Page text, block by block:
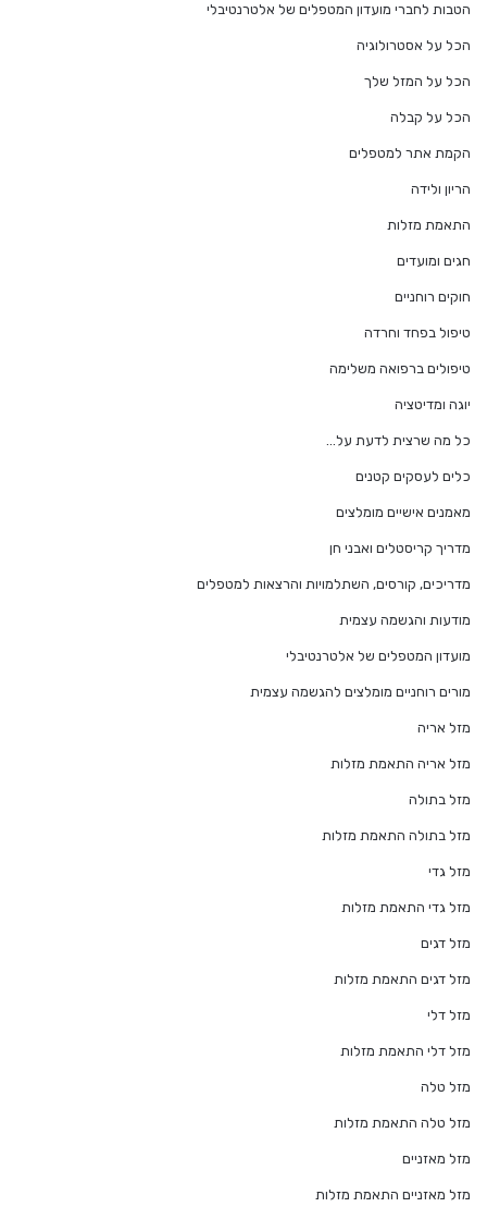
הטבות לחברי מועדון המטפלים של אלטרנטיבלי
הכל על אסטרולוגיה
הכל על המזל שלך
הכל על קבלה
הקמת אתר למטפלים
הריון ולידה
התאמת מזלות
חגים ומועדים
חוקים רוחניים
טיפול בפחד וחרדה
טיפולים ברפואה משלימה
יוגה ומדיטציה
כל מה שרצית לדעת על…
כלים לעסקים קטנים
מאמנים אישיים מומלצים
מדריך קריסטלים ואבני חן
מדריכים, קורסים, השתלמויות והרצאות למטפלים
מודעות והגשמה עצמית
מועדון המטפלים של אלטרנטיבלי
מורים רוחניים מומלצים להגשמה עצמית
מזל אריה
מזל אריה התאמת מזלות
מזל בתולה
מזל בתולה התאמת מזלות
מזל גדי
מזל גדי התאמת מזלות
מזל דגים
מזל דגים התאמת מזלות
מזל דלי
מזל דלי התאמת מזלות
מזל טלה
מזל טלה התאמת מזלות
מזל מאזניים
מזל מאזניים התאמת מזלות